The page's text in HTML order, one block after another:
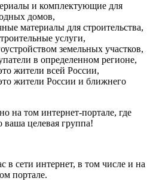
и комплектующие для
домов,
материалы для строительства,
услуги,
земельных участков,
в определенном регионе,
жители всей России,
жители России и ближнего
на том интернет-портале, где
целевая группа!
в сети интернет, в том числе и на
портале.